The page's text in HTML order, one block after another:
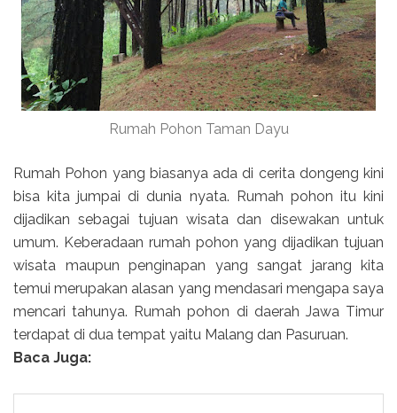
Rumah Pohon Taman Dayu
Rumah Pohon yang biasanya ada di cerita dongeng kini
bisa kita jumpai di dunia nyata. Rumah pohon itu kini
dijadikan sebagai tujuan wisata dan disewakan untuk
umum. Keberadaan rumah pohon yang dijadikan tujuan
wisata maupun penginapan yang sangat jarang kita
temui merupakan alasan yang mendasari mengapa saya
mencari tahunya. Rumah pohon di daerah Jawa Timur
terdapat di dua tempat yaitu Malang dan Pasuruan.
Baca Juga: